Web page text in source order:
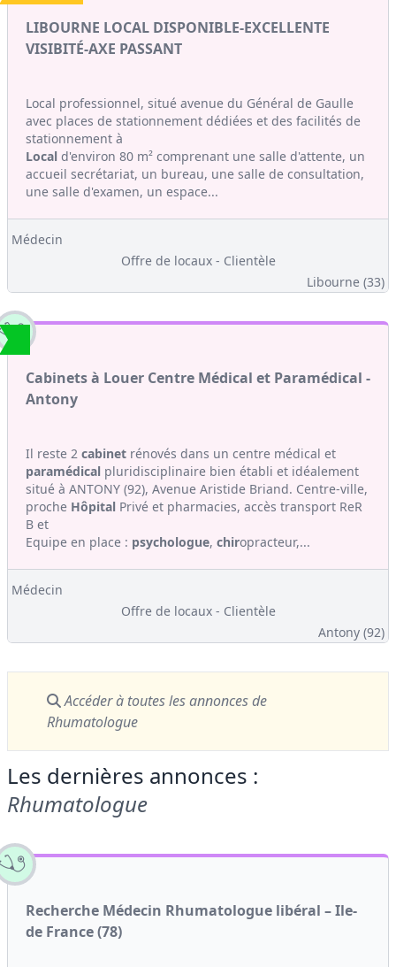
LIBOURNE LOCAL DISPONIBLE-EXCELLENTE
VISIBITÉ-AXE PASSANT
Local professionnel, situé avenue du Général de Gaulle
avec places de stationnement dédiées et des facilités de
stationnement à
Local d'environ 80 m² comprenant une salle d'attente, un
accueil secrétariat, un bureau, une salle de consultation,
une salle d'examen, un espace...
Médecin
Offre de locaux - Clientèle
Libourne (33)
Cabinets à Louer Centre Médical et Paramédical -
Antony
Il reste 2 cabinet rénovés dans un centre médical et
paramédical pluridisciplinaire bien établi et idéalement
situé à ANTONY (92), Avenue Aristide Briand. Centre-ville,
proche Hôpital Privé et pharmacies, accès transport ReR
B et
Equipe en place : psychologue, chiropracteur,...
Médecin
Offre de locaux - Clientèle
Antony (92)
Accéder à toutes les annoncesde
Rhumatologue
Les dernières annonces :
Rhumatologue
Recherche Médecin Rhumatologue libéral – Ile-
de France (78)